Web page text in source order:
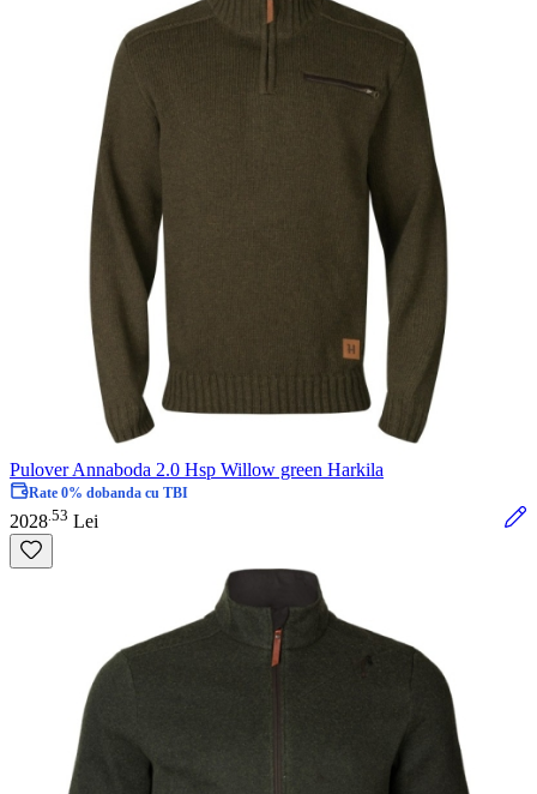
Pulover Annaboda 2.0 Hsp Willow green Harkila
Rate 0% dobanda cu TBI
2028 53 Lei